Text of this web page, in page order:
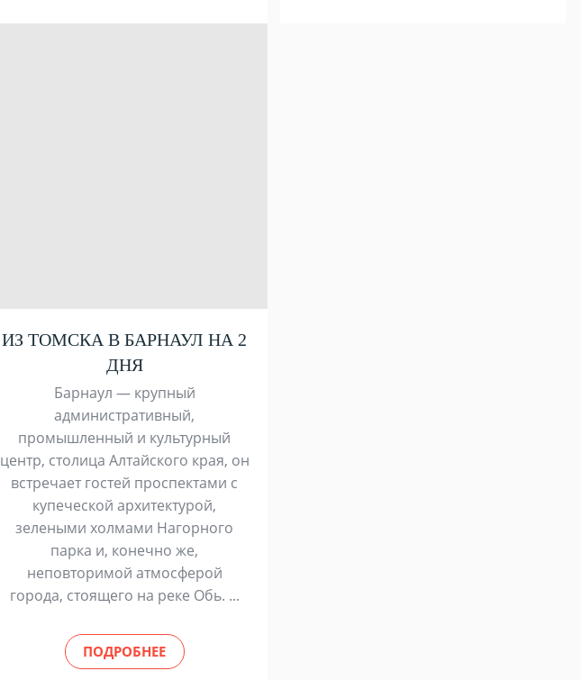
ИЗ ТОМСКА В БАРНАУЛ НА 2
ДНЯ
Барнаул — крупный
административный,
промышленный и культурный
центр, столица Алтайского края, он
встречает гостей проспектами с
купеческой архитектурой,
зелеными холмами Нагорного
парка и, конечно же,
неповторимой атмосферой
города, стоящего на реке Обь. ...
ПОДРОБНЕЕ